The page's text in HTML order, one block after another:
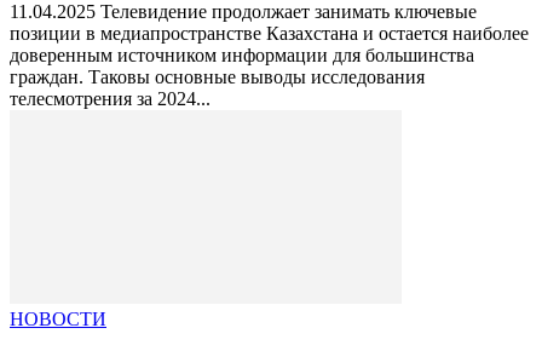
11.04.2025 Телевидение продолжает занимать ключевые
позиции в медиапространстве Казахстана и остается наиболее
доверенным источником информации для большинства
граждан. Таковы основные выводы исследования
телесмотрения за 2024...
НОВОСТИ